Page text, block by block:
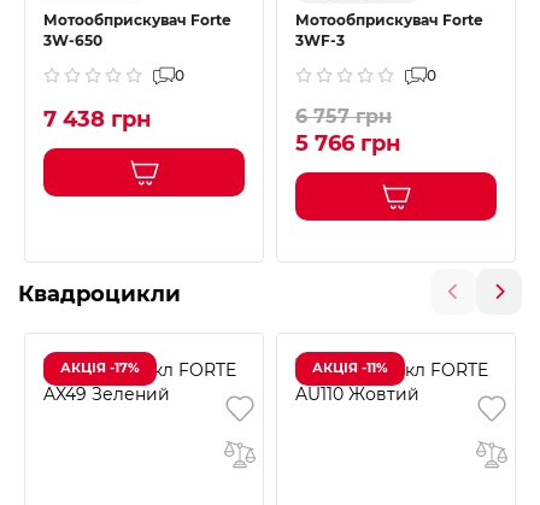
Мотообприскувач Forte
3W-650
0
7 438 грн
Мотообприскувач Forte
3WF-3
0
6 757 грн
5 766 грн
Квадроцикли
АКЦІЯ -17% АКЦІЯ -11%